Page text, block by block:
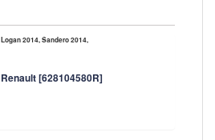
Logan 2014, Sandero 2014,
Renault [628104580R]